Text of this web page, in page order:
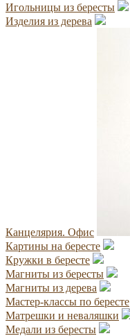
Игольницы из бересты
Изделия из дерева
Канцелярия. Офис
Картины на бересте
Кружки в бересте
Магниты из бересты
Магниты из дерева
Мастер-классы по бересте
Матрешки и неваляшки
Медали из бересты